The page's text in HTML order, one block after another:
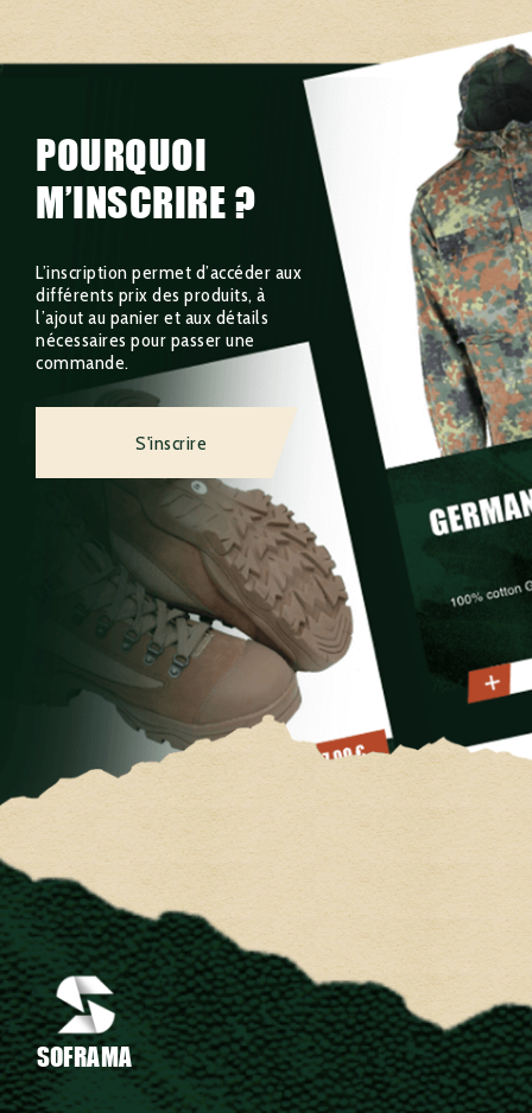
POURQUOI
M’INSCRIRE ?
L’inscription permet d’accéder aux
différents prix des produits, à
l’ajout au panier et aux détails
nécessaires pour passer une
commande.
S'inscrire
SOFRAMA